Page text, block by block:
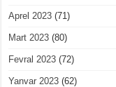
Aprel 2023 (71)
Mart 2023 (80)
Fevral 2023 (72)
Yanvar 2023 (62)